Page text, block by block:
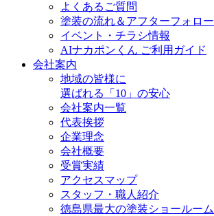
よくあるご質問
塗装の流れ＆アフターフォロー
イベント・チラシ情報
AIナカポンくん ご利用ガイド
会社案内
地域の皆様に
選ばれる「10」の安心
会社案内一覧
代表挨拶
企業理念
会社概要
受賞実績
アクセスマップ
スタッフ・職人紹介
徳島県最大の塗装ショールーム